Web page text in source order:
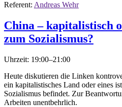
Referent: Andreas Wehr
China – kapitalistisch
zum Sozialismus?
Uhrzeit: 19:00–21:00
Heute diskutieren die Linken
ein kapitalistisches Land oder eines
Sozialismus befindet. Zur
Arbeiten unentbehrlich.